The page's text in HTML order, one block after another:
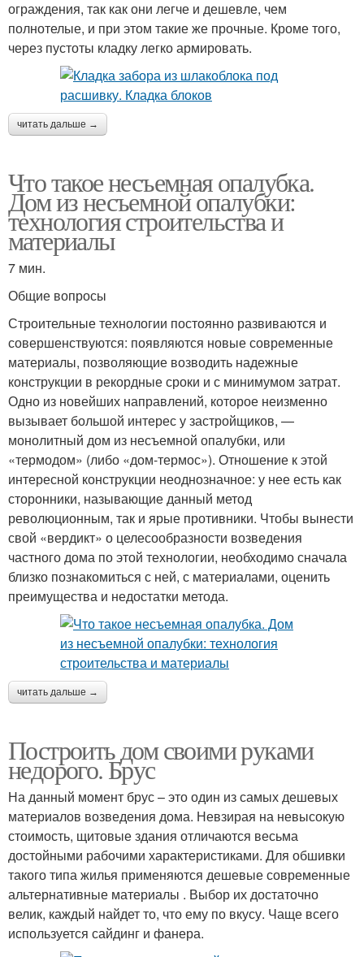
ограждения, так как они легче и дешевле, чем
полнотелые, и при этом такие же прочные. Кроме того,
через пустоты кладку легко армировать.
читать дальше →
Что такое несъемная опалубка.
Дом из несъемной опалубки:
технология строительства и
материалы
7 мин.
Общие вопросы
Строительные технологии постоянно развиваются и
совершенствуются: появляются новые современные
материалы, позволяющие возводить надежные
конструкции в рекордные сроки и с минимумом затрат.
Одно из новейших направлений, которое неизменно
вызывает большой интерес у застройщиков, —
монолитный дом из несъемной опалубки, или
«термодом» (либо «дом-термос»). Отношение к этой
интересной конструкции неоднозначное: у нее есть как
сторонники, называющие данный метод
революционным, так и ярые противники. Чтобы вынести
свой «вердикт» о целесообразности возведения
частного дома по этой технологии, необходимо сначала
близко познакомиться с ней, с материалами, оценить
преимущества и недостатки метода.
читать дальше →
Построить дом своими руками
недорого. Брус
На данный момент брус – это один из самых дешевых
материалов возведения дома. Невзирая на невысокую
стоимость, щитовые здания отличаются весьма
достойными рабочими характеристиками. Для обшивки
такого типа жилья применяются дешевые современные
альтернативные материалы . Выбор их достаточно
велик, каждый найдет то, что ему по вкусу. Чаще всего
используется сайдинг и фанера.